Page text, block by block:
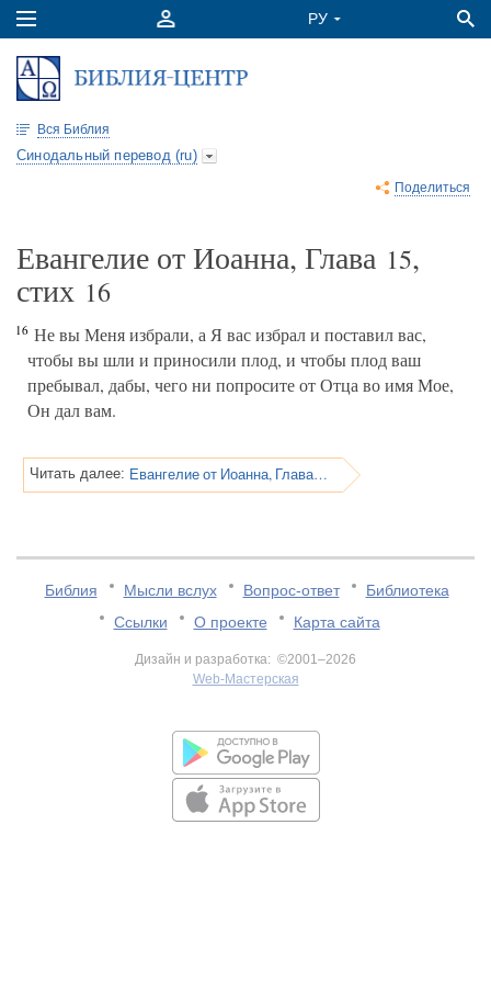
Вся Библия
Синодальный перевод (ru)
Поделиться
Евангелие от Иоанна, Глава 15,
стих 16
16 Не вы Меня избрали, а Я вас избрал и поставил вас,
чтобы вы шли и приносили плод, и чтобы плод ваш
пребывал, дабы, чего ни попросите от Отца во имя Мое,
Он дал вам.
Читать далее: Евангелие от Иоанна, Глава 15
Библия Мысли вслух Вопрос-ответ
Библиотека
Ссылки
О проекте Карта сайта
Дизайн и разработка: ©2001–2026
Web-Мастерская